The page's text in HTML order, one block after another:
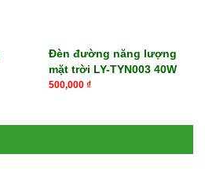
Đèn đường năng lượng
mặt trời LY-TYN003 40W
500,000 ₫